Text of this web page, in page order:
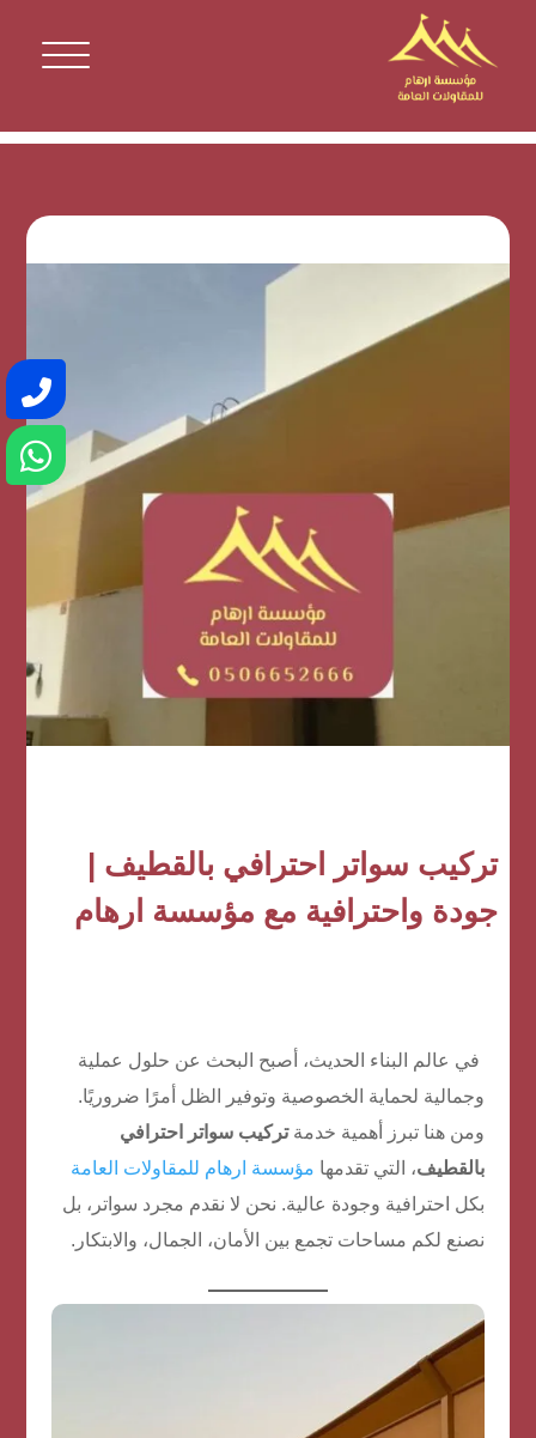
تركيب سواتر احترافي بالقطيف |
جودة واحترافية مع مؤسسة ارهام
في عالم البناء الحديث، أصبح البحث عن حلول عملية
وجمالية لحماية الخصوصية وتوفير الظل أمرًا ضروريًا.
ومن هنا تبرز أهمية خدمةتركيب سواتر احترافي
بالقطيف، التي تقدمها مؤسسة ارهام للمقاولات العامة
بكل احترافية وجودة عالية. نحن لا نقدم مجرد سواتر، بل
نصنع لكم مساحات تجمع بين الأمان، الجمال، والابتكار.